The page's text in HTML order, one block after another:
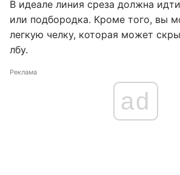
В идеале линия среза должна
или подбородка. Кроме того, вы
легкую челку, которая может
лбу.
Реклама
ad